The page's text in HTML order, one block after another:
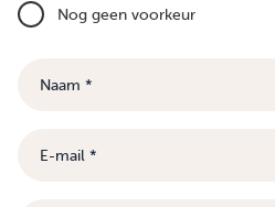
Nog geen voorkeur